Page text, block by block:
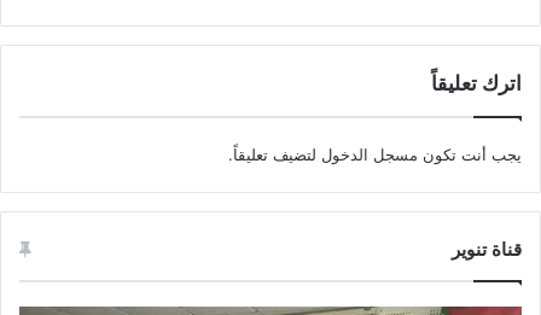
اترك تعليقاً
يجب أنت تكون مسجل الدخول لتضيف تعليقاً.
قناة تنوير